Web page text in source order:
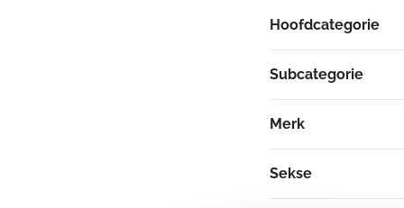
Hoofdcategorie
Subcategorie
Merk
Sekse